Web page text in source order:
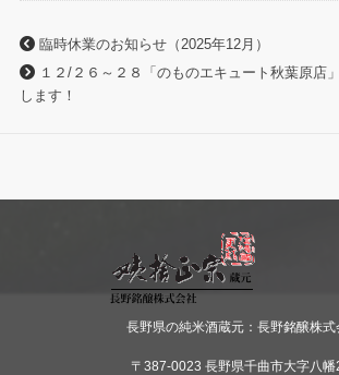
臨時休業のお知らせ（2025年12月）
１２/２６～２８「のものエキュート秋葉原店
します！
長野県の純米酒蔵元：長野銘醸株式
〒387-0023 長野県千曲市大字八幡